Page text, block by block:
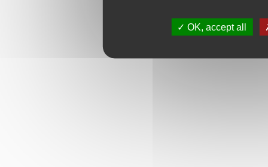
OK, accept all